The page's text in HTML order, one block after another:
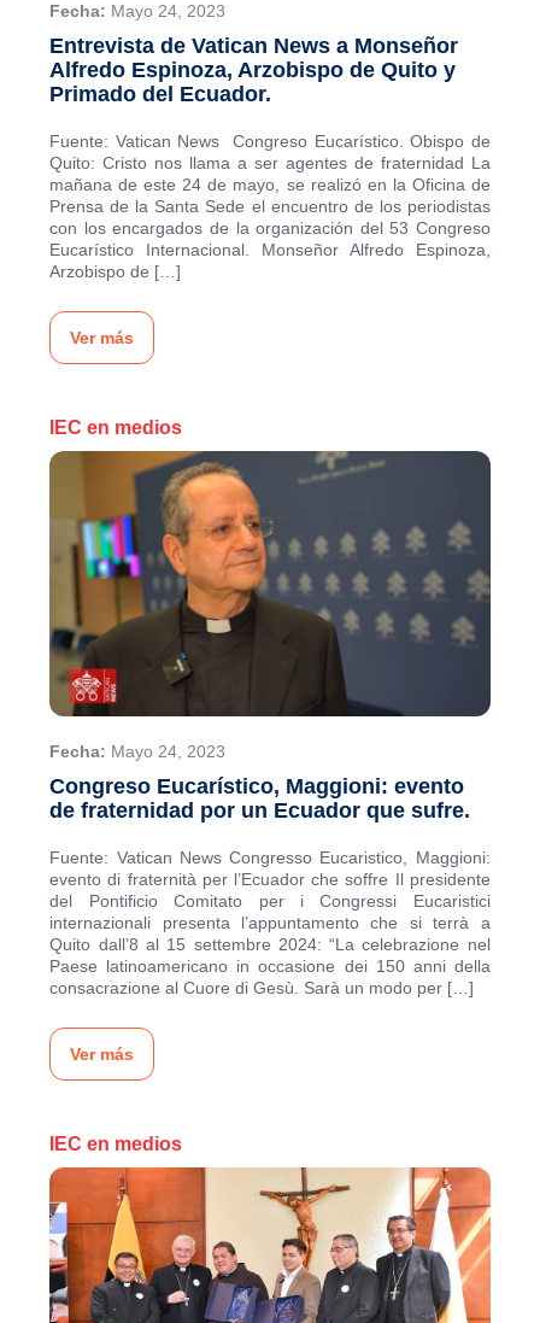
Fecha: Mayo 24, 2023
Entrevista de Vatican News a Monseñor
Alfredo Espinoza, Arzobispo de Quito y
Primado del Ecuador.
Fuente: Vatican News Congreso Eucarístico. Obispo de
Quito: Cristo nos llama a ser agentes de fraternidad La
mañana de este 24 de mayo, se realizó en la Oficina de
Prensa de la Santa Sede el encuentro de los periodistas
con los encargados de la organización del 53 Congreso
Eucarístico Internacional. Monseñor Alfredo Espinoza,
Arzobispo de […]
Ver más
IEC en medios
Fecha: Mayo 24, 2023
Congreso Eucarístico, Maggioni: evento
de fraternidad por un Ecuador que sufre.
Fuente: Vatican News Congresso Eucaristico, Maggioni:
evento di fraternità per l’Ecuador che soffre Il presidente
del Pontificio Comitato per i Congressi Eucaristici
internazionali presenta l’appuntamento che si terrà a
Quito dall’8 al 15 settembre 2024: “La celebrazione nel
Paese latinoamericano in occasione dei 150 anni della
consacrazione al Cuore di Gesù. Sarà un modo per […]
Ver más
IEC en medios